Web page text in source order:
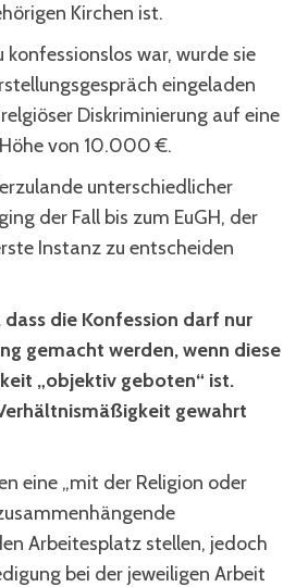
Kirchen ist.
konfessionslos war, wurde sie
eingeladen
Diskriminierung auf eine
von 10.000 €.
unterschiedlicher
der Fall bis zum EuGH, der
Instanz zu entscheiden
die Konfession darf nur
gemacht werden, wenn diese
„objektiv geboten“ ist.
gewahrt
eine „mit der Religion oder
Arbeitesplatz stellen, jedoch
bei der jeweiligen Arbeit